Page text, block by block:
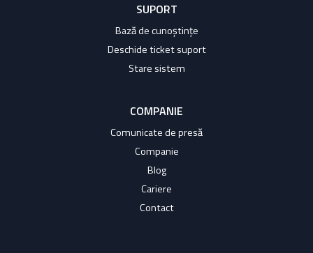
SUPORT
Bază de cunoștințe
Deschide ticket suport
Stare sistem
COMPANIE
Comunicate de presă
Companie
Blog
Cariere
Contact